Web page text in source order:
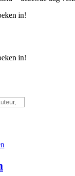
in!
in!